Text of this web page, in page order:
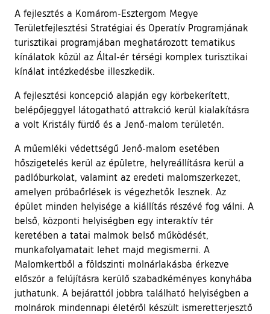
A fejlesztés a Komárom-Esztergom Megye
Területfejlesztési Stratégiai és Operatív Programjának
turisztikai programjában meghatározott tematikus
kínálatok közül az Által-ér térségi komplex turisztikai
kínálat intézkedésbe illeszkedik.
A fejlesztési koncepció alapján egy körbekerített,
belépőjeggyel látogatható attrakció kerül kialakításra
a volt Kristály fürdő és a Jenő-malom területén.
A műemléki védettségű Jenő-malom esetében
hőszigetelés kerül az épületre, helyreállításra kerül a
padlóburkolat, valamint az eredeti malomszerkezet,
amelyen próbaőrlések is végezhetők lesznek. Az
épület minden helyisége a kiállítás részévé fog válni. A
belső, központi helyiségben egy interaktív tér
keretében a tatai malmok belső működését,
munkafolyamatait lehet majd megismerni. A
Malomkertből a földszinti molnárlakásba érkezve
először a felújításra kerülő szabadkéményes konyhába
juthatunk. A bejárattól jobbra található helyiségben a
molnárok mindennapi életéről készült ismeretterjesztő